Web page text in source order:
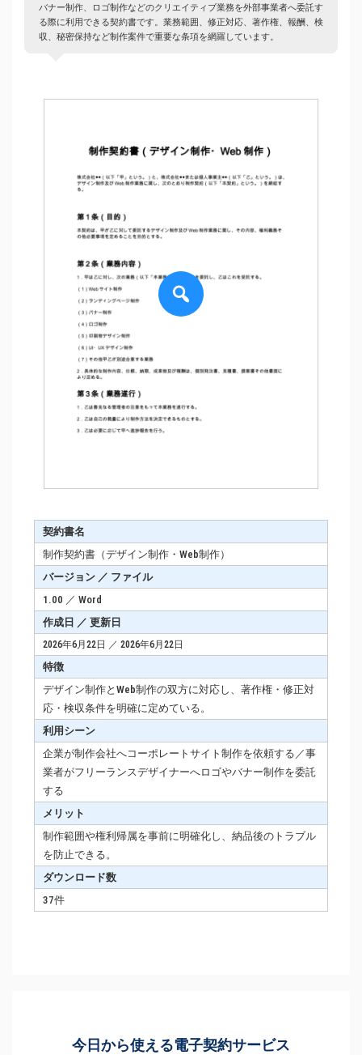
バナー制作、ロゴ制作などのクリエイティブ業務を外部事業者へ委託す
る際に利用できる契約書です。業務範囲、修正対応、著作権、報酬、検
収、秘密保持など制作案件で重要な条項を網羅しています。
契約書名
制作契約書（デザイン制作・Web制作）
バージョン ／ ファイル
1.00 ／ Word
作成日 ／ 更新日
2026年6月22日 ／ 2026年6月22日
特徴
デザイン制作とWeb制作の双方に対応し、著作権・修正対
応・検収条件を明確に定めている。
利用シーン
企業が制作会社へコーポレートサイト制作を依頼する／事
業者がフリーランスデザイナーへロゴやバナー制作を委託
する
メリット
制作範囲や権利帰属を事前に明確化し、納品後のトラブル
を防止できる。
ダウンロード数
37件
今日から使える電子契約サービス